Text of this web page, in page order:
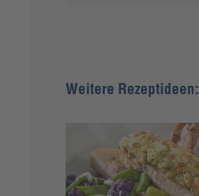
Weitere Rezeptideen: